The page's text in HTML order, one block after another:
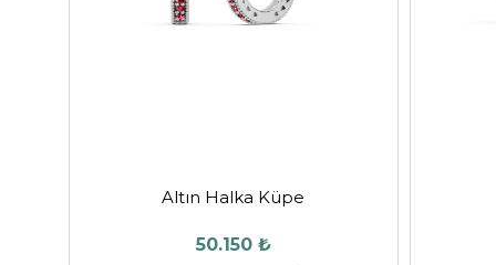
Altın Halka Küpe
50.150 ₺